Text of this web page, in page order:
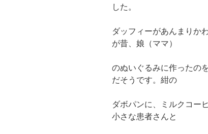
した。
ダッフィーがあんまりか
が昔、娘（ママ）
のぬいぐるみに作ったの
だそうです。紺の
ダボパンに、ミルクコー
小さな患者さんと